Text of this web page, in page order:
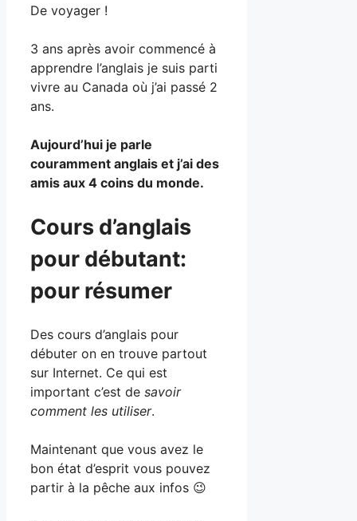
De voyager !
3 ans après avoir commencé à
apprendre l’anglais je suis parti
vivre au Canada où j’ai passé 2
ans.
Aujourd’hui je parle
couramment anglais et j’ai des
amis aux 4 coins du monde.
Cours d’anglais
pour débutant:
pour résumer
Des cours d’anglais pour
débuter on en trouve partout
sur Internet. Ce qui est
important c’est de savoir
comment les utiliser.
Maintenant que vous avez le
bon état d’esprit vous pouvez
partir à la pêche aux infos 😉